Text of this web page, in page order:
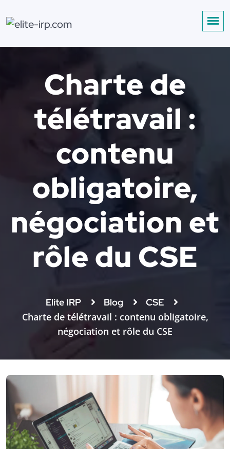
Charte de
télétravail :
contenu
obligatoire,
négociation et
rôle du CSE
Elite IRP Blog CSE
Charte de télétravail : contenu obligatoire,
négociation et rôle du CSE